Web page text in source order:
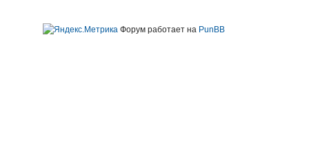
Форум работает на PunBB